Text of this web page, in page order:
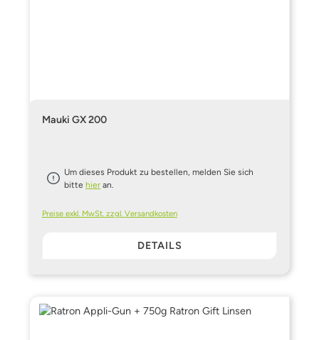
Mauki GX 200
Um dieses Produkt zu bestellen, melden Sie sich
bittehier an.
Preise exkl. MwSt. zzgl. Versandkosten
DETAILS